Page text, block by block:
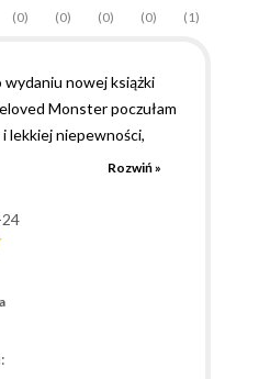
(1)
(0)
(0)
(0)
(0)
wydaniu nowej książki
Monster poczułam
lekkiej niepewności,
wcześniejsze książki
czy ta historia okaże
oraz, czy
starszych czytelnikow nie
Wątpliwości te sprawiły, że
Jednak im
Rozwiń »